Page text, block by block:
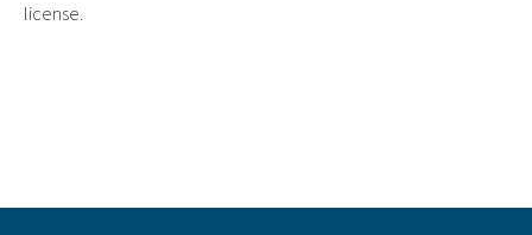
license.